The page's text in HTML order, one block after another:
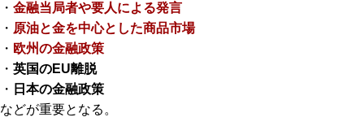
・ 金融当局者や要人による発言
・ 原油と金を中心とした商品市場
・ 欧州の金融政策
・ 英国のEU離脱
・ 日本の金融政策
などが重要となる。